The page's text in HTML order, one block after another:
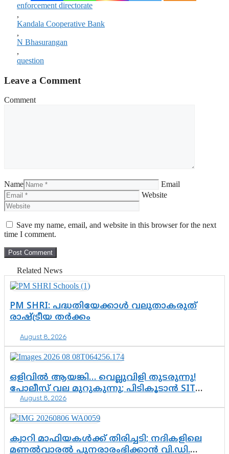
enforcement directorate
,
Kandala Cooperative Bank
,
N Bhasurangan
,
question
Leave a Comment
Comment
Name
Email
Website
Save my name, email, and website in this browser for the next
time I comment.
Related News
PM SHRI: പദ്ധതിയേക്കാൾ വലുതാകരുത്
രാഷ്ട്രീയ തർക്കം
August 8, 2026
ഒളിവിൽ ആയങ്കി… വെല്ലുവിളി തുടരുന്നു!
പോലീസ് വല മുറുകുന്നു; പിടികൂടാൻ SIT
രംഗത്ത്. ഇനി ചോദ്യം ആയങ്കി എവിടെ
എന്നത് മാത്രം അല്ല—ആയങ്കി
കസ്റ്റഡിയിലായാൽ പുറത്തുവരുക
എന്തൊക്കെ വിവരങ്ങൾ?”
August 8, 2026
ക്വാറി മാഫിയകൾക്ക് തിരിച്ചടി; നദികളിലെ
മണൽവാരൽ പുനരാരംഭിക്കാൻ വി.ഡി.